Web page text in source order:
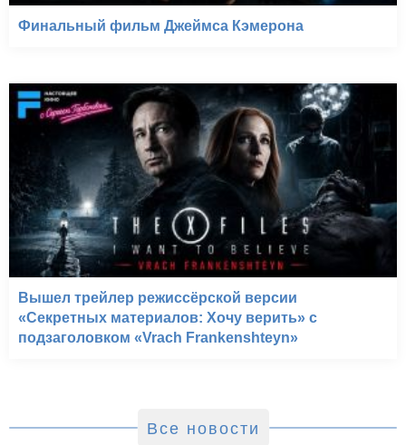
Финальный фильм Джеймса Кэмерона
Вышел трейлер режиссёрской версии
«Секретных материалов: Хочу верить» с
подзаголовком «Vrach Frankenshteyn»
Все новости